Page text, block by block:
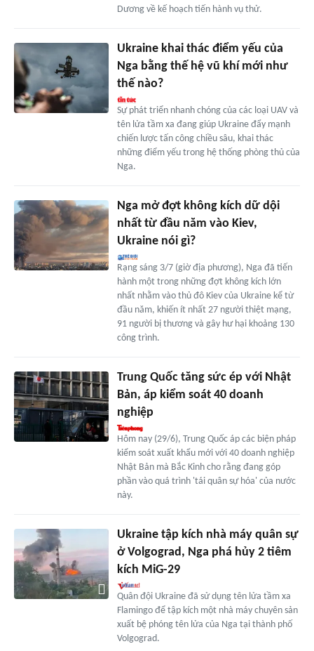
Dương về kế hoạch tiến hành vụ thử.
Ukraine khai thác điểm yếu của
Nga bằng thế hệ vũ khí mới như
thế nào?
Sự phát triển nhanh chóng của các loại UAV và
tên lửa tầm xa đang giúp Ukraine đẩy mạnh
chiến lược tấn công chiều sâu, khai thác
những điểm yếu trong hệ thống phòng thủ của
Nga.
Nga mở đợt không kích dữ dội
nhất từ đầu năm vào Kiev,
Ukraine nói gì?
Rạng sáng 3/7 (giờ địa phương), Nga đã tiến
hành một trong những đợt không kích lớn
nhất nhằm vào thủ đô Kiev của Ukraine kể từ
đầu năm, khiến ít nhất 27 người thiệt mạng,
91 người bị thương và gây hư hại khoảng 130
công trình.
Trung Quốc tăng sức ép với Nhật
Bản, áp kiểm soát 40 doanh
nghiệp
Hôm nay (29/6), Trung Quốc áp các biện pháp
kiểm soát xuất khẩu mới với 40 doanh nghiệp
Nhật Bản mà Bắc Kinh cho rằng đang góp
phần vào quá trình 'tái quân sự hóa' của nước
này.
Ukraine tập kích nhà máy quân sự
ở Volgograd, Nga phá hủy 2 tiêm
kích MiG-29
Quân đội Ukraine đã sử dụng tên lửa tầm xa
Flamingo để tập kích một nhà máy chuyên sản
xuất bệ phóng tên lửa của Nga tại thành phố
Volgograd.